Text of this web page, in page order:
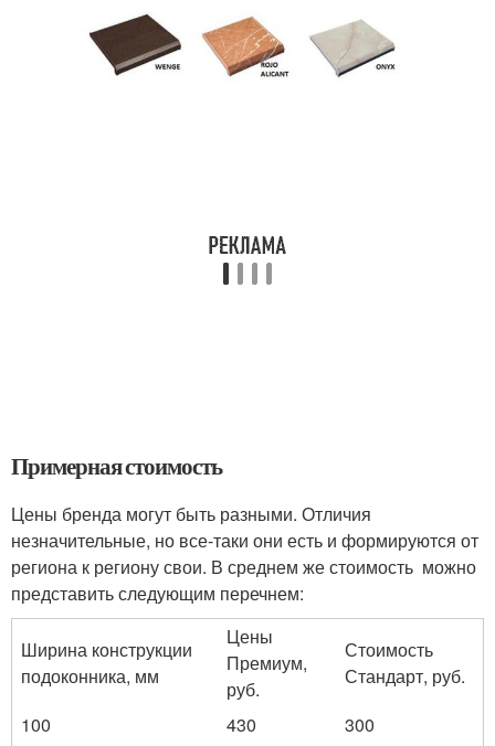
Примерная стоимость
Цены бренда могут быть разными. Отличия
незначительные, но все-таки они есть и формируются от
региона к региону свои. В среднем же стоимость можно
представить следующим перечнем:
Ширина конструкции
подоконника, мм
Цены
Премиум,
руб.
Стоимость
Стандарт, руб.
100
430
300